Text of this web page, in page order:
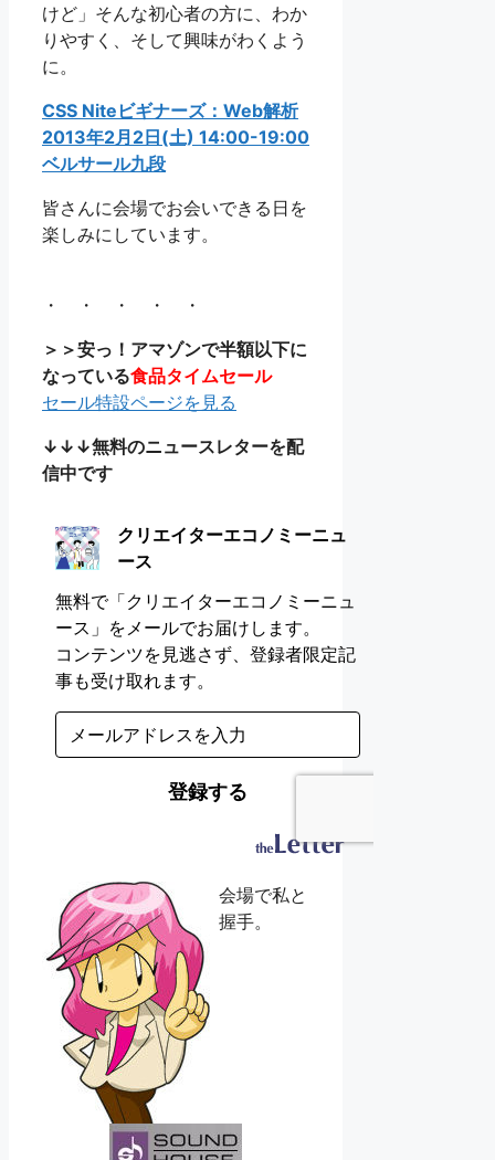
けど」そんな初心者の方に、わか
りやすく、そして興味がわくよう
に。
CSS Niteビギナーズ：Web解析
2013年2月2日(土) 14:00-19:00
ベルサール九段
皆さんに会場でお会いできる日を
楽しみにしています。
・ ・ ・ ・ ・
＞＞安っ！アマゾンで半額以下に
なっている食品タイムセール
セール特設ページを見る
↓↓↓無料のニュースレターを配
信中です
会場で私と
握手。